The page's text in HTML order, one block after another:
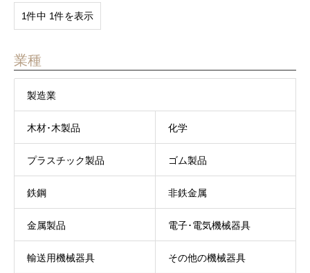
1件中 1件を表示
業種
製造業
木材･木製品 化学
プラスチック製品 ゴム製品
鉄鋼 非鉄金属
金属製品 電子･電気機械器具
輸送用機械器具 その他の機械器具